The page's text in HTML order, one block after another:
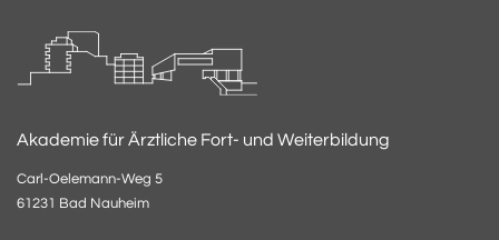
Akademie für Ärztliche Fort- und Weiterbildung
Carl-Oelemann-Weg 5
61231 Bad Nauheim